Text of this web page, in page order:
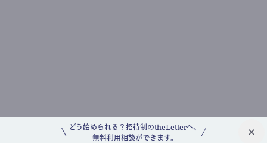
どう始められる？招待制のtheLetterへ、
無料利用相談ができます。